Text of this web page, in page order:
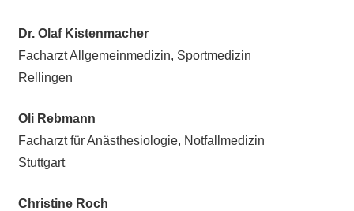
Dr. Olaf Kistenmacher
Facharzt Allgemeinmedizin, Sportmedizin
Rellingen
Oli Rebmann
Facharzt für Anästhesiologie, Notfallmedizin
Stuttgart
Christine Roch